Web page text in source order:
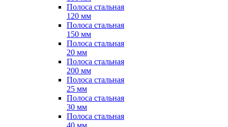
Полоса стальная
120 мм
Полоса стальная
150 мм
Полоса стальная
20 мм
Полоса стальная
200 мм
Полоса стальная
25 мм
Полоса стальная
30 мм
Полоса стальная
40 мм